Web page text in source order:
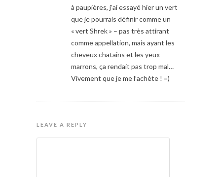
à paupières, j’ai essayé hier un vert
que je pourrais définir comme un
« vert Shrek » – pas très attirant
comme appellation, mais ayant les
cheveux chatains et les yeux
marrons, ça rendait pas trop mal…
Vivement que je me l’achète ! =)
LEAVE A REPLY